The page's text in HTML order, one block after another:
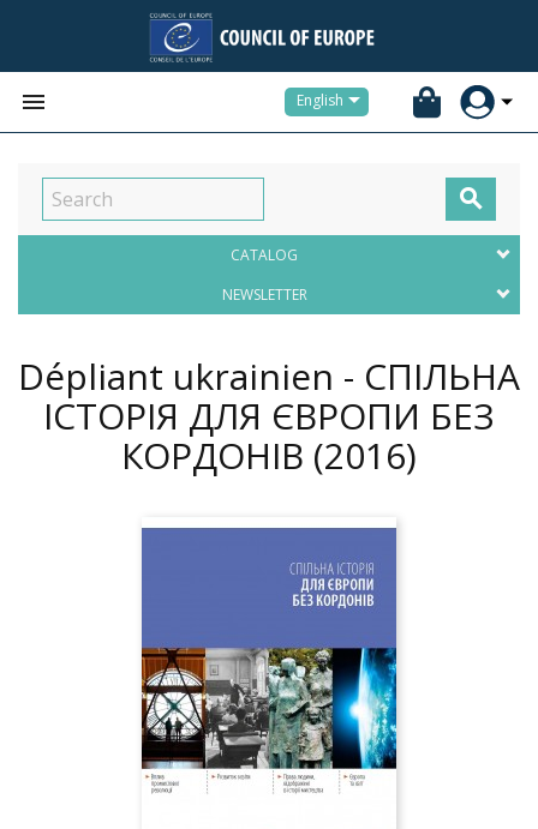
 English

CATALOG
NEWSLETTER
Dépliant ukrainien - СПІЛЬНА
ІСТОРІЯ ДЛЯ ЄВРОПИ БЕЗ
КОРДОНІВ (2016)